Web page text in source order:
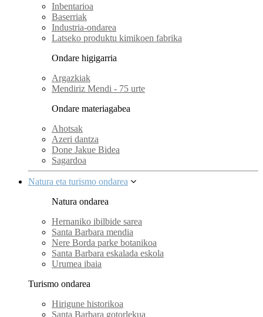
Inbentarioa
Baserriak
Industria-ondarea
Latseko produktu kimikoen fabrika
Ondare higigarria
Argazkiak
Mendiriz Mendi - 75 urte
Ondare materiagabea
Ahotsak
Azeri dantza
Done Jakue Bidea
Sagardoa
Natura eta turismo ondarea
Natura ondarea
Hernaniko ibilbide sarea
Santa Barbara mendia
Nere Borda parke botanikoa
Santa Barbara eskalada eskola
Urumea ibaia
Turismo ondarea
Hirigune historikoa
Santa Barbara gotorlekua